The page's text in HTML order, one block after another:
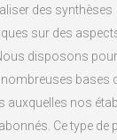
des synthèses
sur des
disposons
nombreuses bases
auxquelles nos
Ce type de